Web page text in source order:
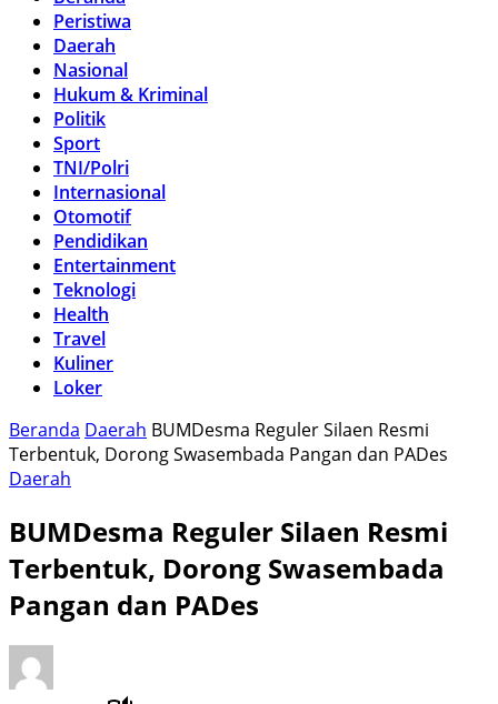
Peristiwa
Daerah
Nasional
Hukum & Kriminal
Politik
Sport
TNI/Polri
Internasional
Otomotif
Pendidikan
Entertainment
Teknologi
Health
Travel
Kuliner
Loker
Beranda Daerah BUMDesma Reguler Silaen Resmi
Terbentuk, Dorong Swasembada Pangan dan PADes
Daerah
BUMDesma Reguler Silaen Resmi
Terbentuk, Dorong Swasembada
Pangan dan PADes